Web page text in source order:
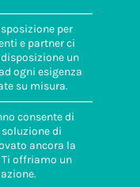
per
e partner ci
un
ogni esigenza
su misura.
consente di
di
ancora la
offriamo un